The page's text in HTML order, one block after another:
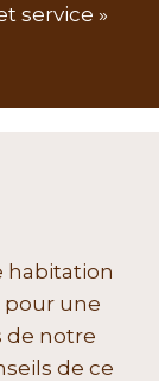
service »
habitation
pour une
de notre
de ce